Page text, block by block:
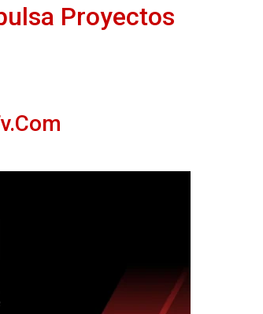
Proyectos